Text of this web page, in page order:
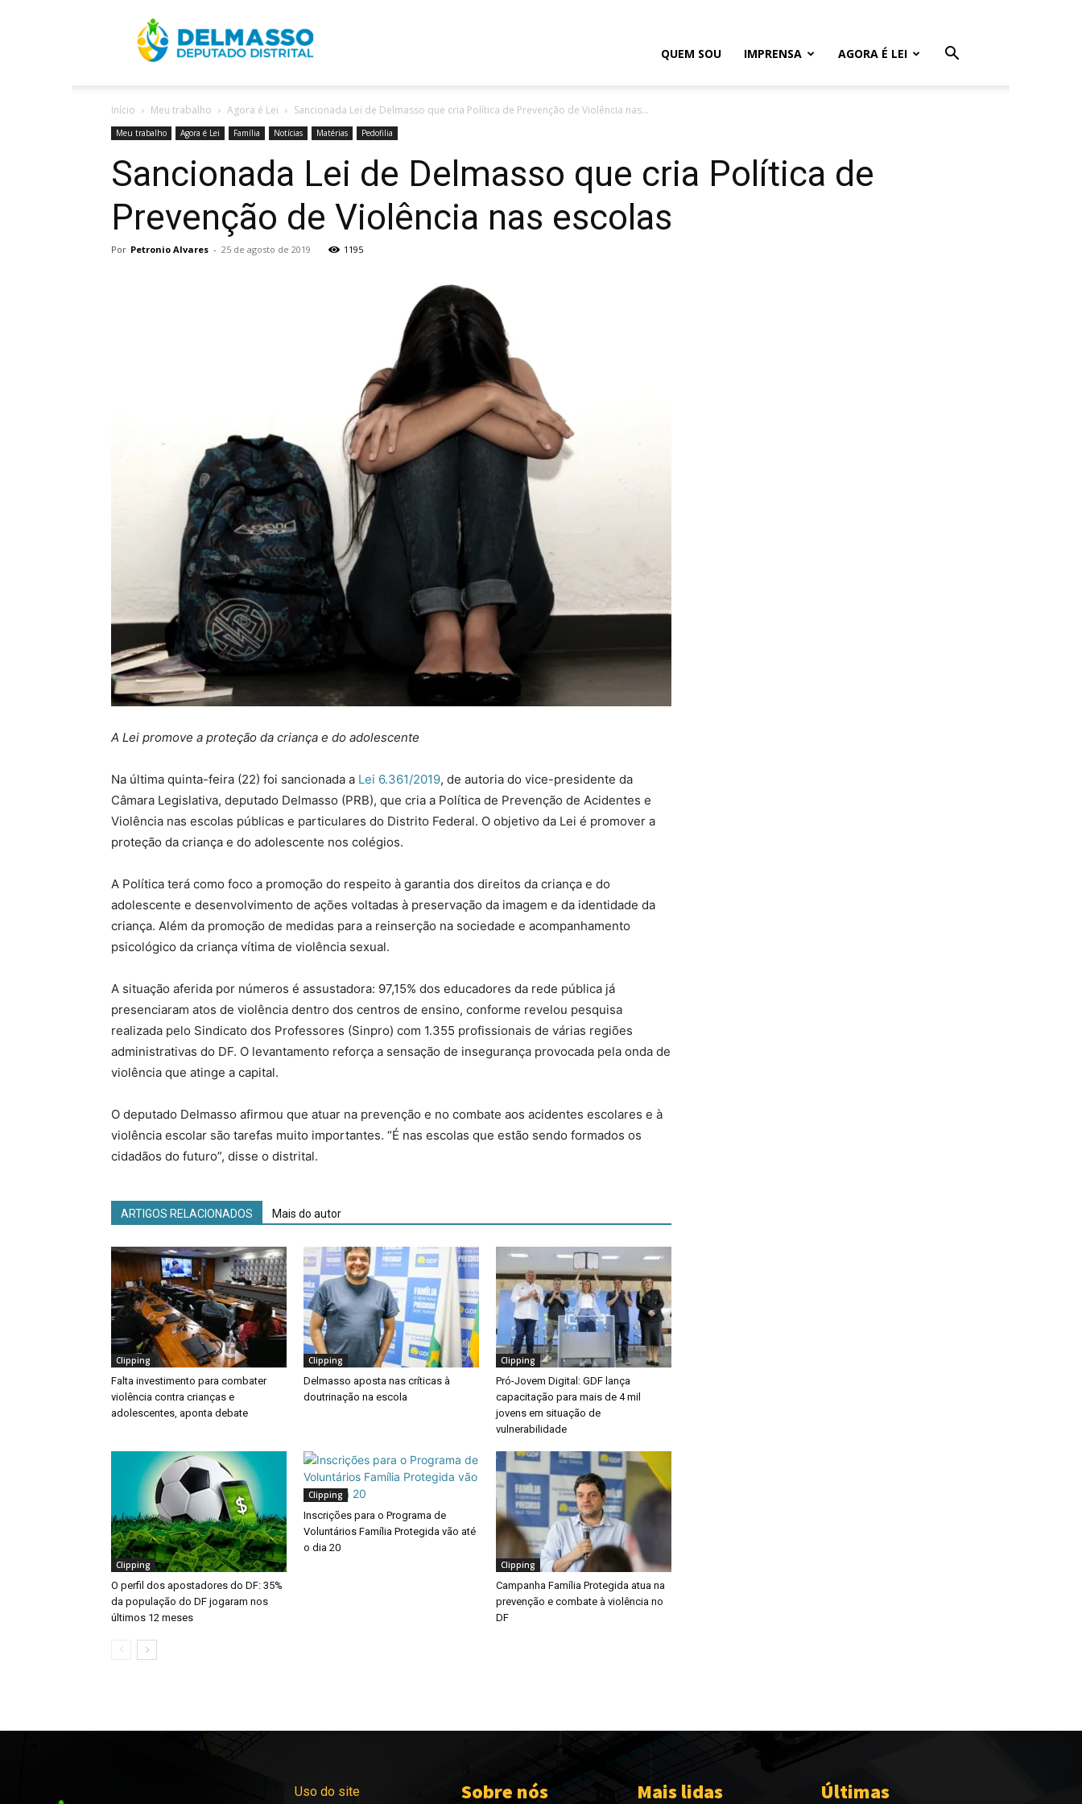
Delmasso
QUEM SOU IMPRENSA AGORA É LEI
Início Meu trabalho Agora é Lei Sancionada Lei de Delmasso que cria Política de Prevenção de Violência nas...
Meu trabalho Agora é Lei Família Notícias Matérias Pedofilia
Sancionada Lei de Delmasso que cria Política de
Prevenção de Violência nas escolas
Por Petronio Alvares - 25 de agosto de 2019 1195
A Lei promove a proteção da criança e do adolescente
Na última quinta-feira (22) foi sancionada a Lei 6.361/2019, de autoria do vice-presidente da
Câmara Legislativa, deputado Delmasso (PRB), que cria a Política de Prevenção de Acidentes e
Violência nas escolas públicas e particulares do Distrito Federal. O objetivo da Lei é promover a
proteção da criança e do adolescente nos colégios.
A Política terá como foco a promoção do respeito à garantia dos direitos da criança e do
adolescente e desenvolvimento de ações voltadas à preservação da imagem e da identidade da
criança. Além da promoção de medidas para a reinserção na sociedade e acompanhamento
psicológico da criança vítima de violência sexual.
A situação aferida por números é assustadora: 97,15% dos educadores da rede pública já
presenciaram atos de violência dentro dos centros de ensino, conforme revelou pesquisa
realizada pelo Sindicato dos Professores (Sinpro) com 1.355 profissionais de várias regiões
administrativas do DF. O levantamento reforça a sensação de insegurança provocada pela onda de
violência que atinge a capital.
O deputado Delmasso afirmou que atuar na prevenção e no combate aos acidentes escolares e à
violência escolar são tarefas muito importantes. “É nas escolas que estão sendo formados os
cidadãos do futuro”, disse o distrital.
ARTIGOS RELACIONADOS Mais do autor
Clipping
Falta investimento para combater
violência contra crianças e
adolescentes, aponta debate
Clipping
Delmasso aposta nas críticas à
doutrinação na escola
Clipping
Pró-Jovem Digital: GDF lança
capacitação para mais de 4 mil
jovens em situação de
vulnerabilidade
Clipping
O perfil dos apostadores do DF: 35%
da população do DF jogaram nos
últimos 12 meses
Clipping
Inscrições para o Programa de
Voluntários Família Protegida vão até
o dia 20
Clipping
Campanha Família Protegida atua na
prevenção e combate à violência no
DF
Uso do site Sobre nós Mais lidas Últimas